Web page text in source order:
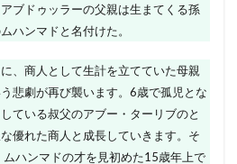
ブドゥッラーの父親は生まてくる孫
ハンマドと名付けた。
、商人として生計を立てていた母親
悲劇が再び襲います。6歳で孤児とな
ている叔父のアブー・ターリブのと
優れた商人と成長していきます。そ
ハンマドの才を見初めた15歳年上で